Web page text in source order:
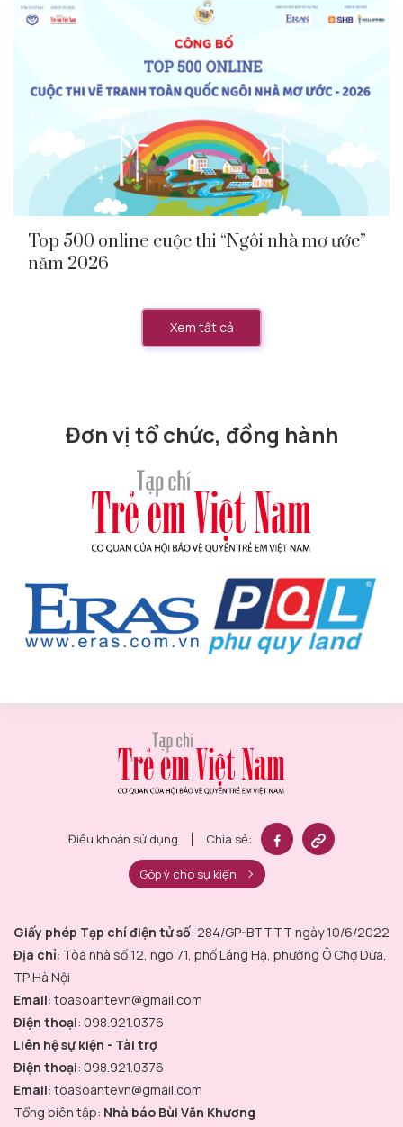
Top 500 online cuộc thi “Ngôi nhà mơ ước”
năm 2026
Xem tất cả
Đơn vị tổ chức, đồng hành
Điều khoản sử dụng Chia sẻ:
Góp ý cho sự kiện
Giấy phép Tạp chí điện tử số: 284/GP-BTTTT ngày 10/6/2022
Địa chỉ: Tòa nhà số 12, ngõ 71, phố Láng Hạ, phường Ô Chợ Dừa,
TP Hà Nội
Email: toasoantevn@gmail.com
Điện thoại: 098.921.0376
Liên hệ sự kiện - Tài trợ
Điện thoại: 098.921.0376
Email: toasoantevn@gmail.com
Tổng biên tập: Nhà báo Bùi Văn Khương